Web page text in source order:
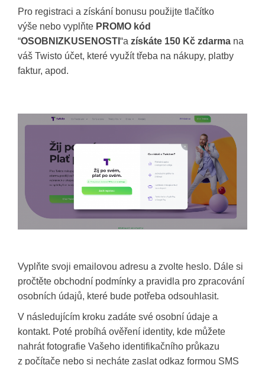
Pro registraci a získání bonusu použijte tlačítko
výše nebo vyplňte PROMO kód
“OSOBNIZKUSENOSTI “a získáte 150 Kč zdarma na
váš Twisto účet, které využít třeba na nákupy, platby
faktur, apod.
Vyplňte svoji emailovou adresu a zvolte heslo. Dále si
pročtěte obchodní podmínky a pravidla pro zpracování
osobních údajů, které bude potřeba odsouhlasit.
V následujícím kroku zadáte své osobní údaje a
kontakt. Poté probíhá ověření identity, kde můžete
nahrát fotografie Vašeho identifikačního průkazu
z počítače nebo si necháte zaslat odkaz formou SMS